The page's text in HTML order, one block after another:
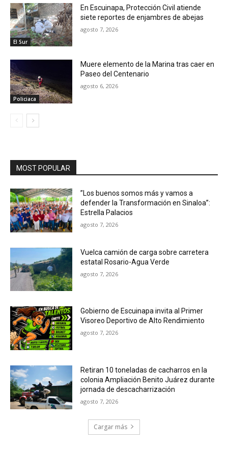
El Sur
En Escuinapa, Protección Civil atiende
siete reportes de enjambres de abejas
agosto 7, 2026
Policiaca
Muere elemento de la Marina tras caer en
Paseo del Centenario
agosto 6, 2026
MOST POPULAR
”Los buenos somos más y vamos a
defender la Transformación en Sinaloa”:
Estrella Palacios
agosto 7, 2026
Vuelca camión de carga sobre carretera
estatal Rosario-Agua Verde
agosto 7, 2026
Gobierno de Escuinapa invita al Primer
Visoreo Deportivo de Alto Rendimiento
agosto 7, 2026
Retiran 10 toneladas de cacharros en la
colonia Ampliación Benito Juárez durante
jornada de descacharrización
agosto 7, 2026
Cargar más